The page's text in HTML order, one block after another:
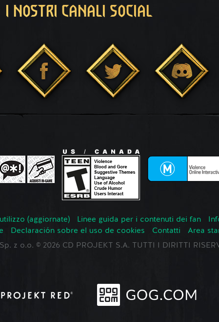
I NOSTRI CANALI SOCIAL
(aggiornate) Linee guida per i contenuti dei fan
Declaración sobre el uso de cookies Contatti
Area
z o.o. © 2026 CD PROJEKT S.A. TUTTI I DIRITTI